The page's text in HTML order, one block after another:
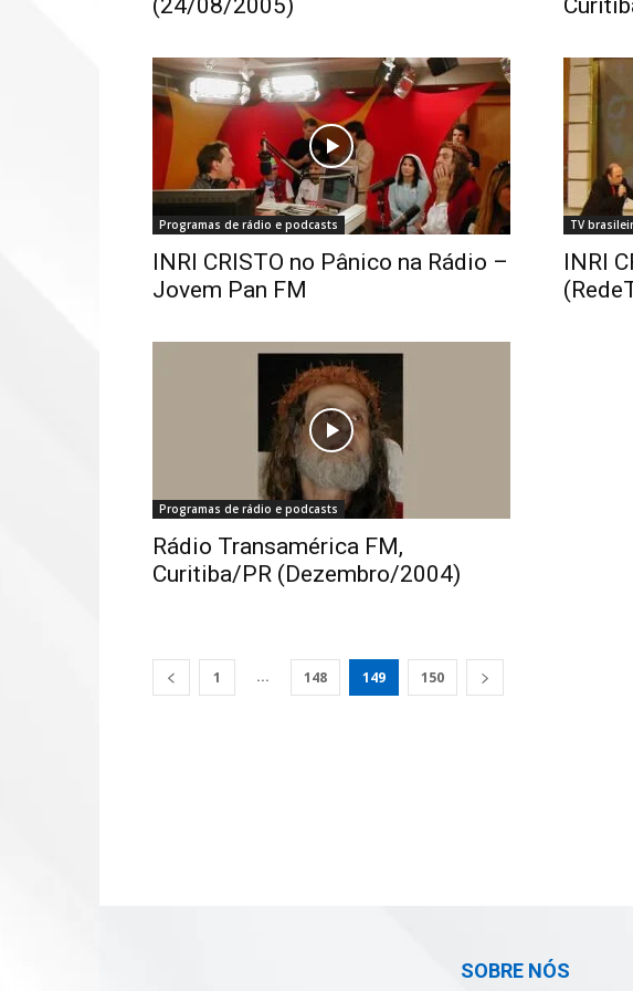
Programas de rádio e podcasts
INRI CRISTO no Pânico na Rádio –
Jovem Pan FM
TV
INRI
Programas de rádio e podcasts
Rádio Transamérica FM,
Curitiba/PR (Dezembro/2004)
1 ... 148 149 150
SOBRE NÓS